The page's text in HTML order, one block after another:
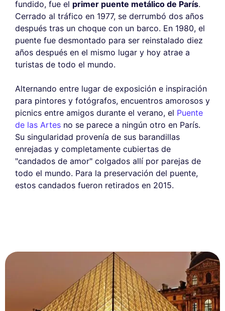
fundido, fue el primer puente metálico de París.
Cerrado al tráfico en 1977, se derrumbó dos años
después tras un choque con un barco. En 1980, el
puente fue desmontado para ser reinstalado diez
años después en el mismo lugar y hoy atrae a
turistas de todo el mundo.
Alternando entre lugar de exposición e inspiración
para pintores y fotógrafos, encuentros amorosos y
picnics entre amigos durante el verano, el Puente
de las Artes no se parece a ningún otro en París.
Su singularidad provenía de sus barandillas
enrejadas y completamente cubiertas de
"candados de amor" colgados allí por parejas de
todo el mundo. Para la preservación del puente,
estos candados fueron retirados en 2015.